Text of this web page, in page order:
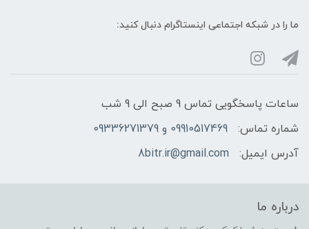
ما را در شبکه‌ اجتماعی اینستاگرام دنبال کنید:
ساعات پاسخگویی تماس 9 صبح الی 9 شب
شماره تماس:
09910517469 و 09336271379
آدرس ایمیل:
8bitr.ir@gmail.com
درباره ما